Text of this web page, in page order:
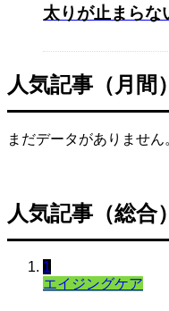
太りが止まらな
人気記事（月間）
まだデータがありません
人気記事（総合）
1
エイジングケア